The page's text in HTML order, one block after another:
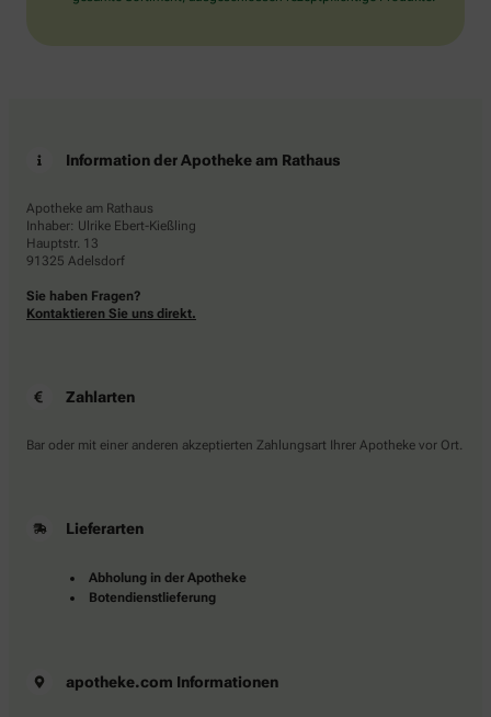
Information der Apotheke am Rathaus
Apotheke am Rathaus
Inhaber: Ulrike Ebert-Kießling
Hauptstr. 13
91325 Adelsdorf
Sie haben Fragen?
Kontaktieren Sie uns direkt.
Zahlarten
Bar oder mit einer anderen akzeptierten Zahlungsart Ihrer Apotheke vor Ort.
Lieferarten
Abholung in der Apotheke
Botendienstlieferung
apotheke.com Informationen